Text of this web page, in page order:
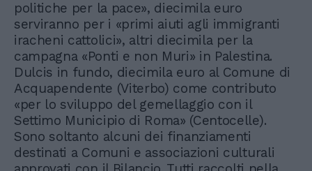
politiche per la pace», diecimila euro
serviranno per i «primi aiuti agli immigranti
iracheni cattolici», altri diecimila per la
campagna «Ponti e non Muri» in Palestina.
Dulcis in fundo, diecimila euro al Comune di
Acquapendente (Viterbo) come contributo
«per lo sviluppo del gemellaggio con il
Settimo Municipio di Roma» (Centocelle).
Sono soltanto alcuni dei finanziamenti
destinati a Comuni e associazioni culturali